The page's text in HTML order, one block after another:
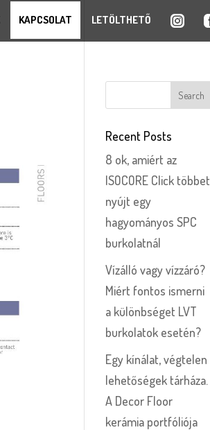
KAPCSOLAT LETÖLTHETŐ
Recent Posts
8 ok, amiért az
ISOCORE Click többet
nyújt egy
hagyományos SPC
burkolatnál
Vízálló vagy vízzáró?
Miért fontos ismerni
a különbséget LVT
burkolatok esetén?
Egy kínálat, végtelen
lehetőségek tárháza.
A Decor Floor
kerámia portfóliója